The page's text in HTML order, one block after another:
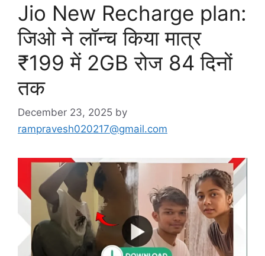
Jio New Recharge plan:
जिओ ने लॉन्च किया मात्र
₹199 में 2GB रोज 84 दिनों
तक
December 23, 2025 by
rampravesh020217@gmail.com